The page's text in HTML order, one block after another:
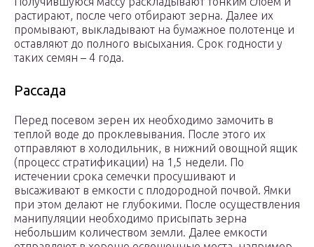
растирают, после чего отбирают зерна. Далее их
промывают, выкладывают на бумажное полотенце и
оставляют до полного высыхания. Срок годности у
таких семян – 4 года.
Рассада
Перед посевом зерен их необходимо замочить в
теплой воде до проклевывания. После этого их
отправляют в холодильник, в нижний овощной ящик
(процесс стратификации) на 1,5 недели. По
истечении срока семечки просушивают и
высаживают в емкости с плодородной почвой. Ямки
при этом делают не глубокими. После осуществления
манипуляции необходимо присыпать зерна
небольшим количеством земли. Далее емкости